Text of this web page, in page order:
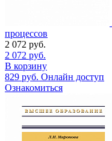
процессов
2 072 руб.
2 072 руб.
В корзину
829 руб. Онлайн доступ
Ознакомиться